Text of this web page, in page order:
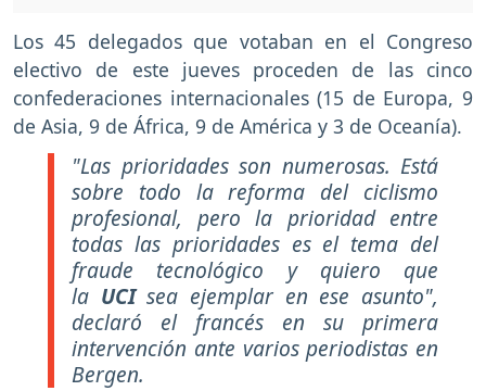
Los 45 delegados que votaban en el Congreso
electivo de este jueves proceden de las cinco
confederaciones internacionales (15 de Europa, 9
de Asia, 9 de África, 9 de América y 3 de Oceanía).
"Las prioridades son numerosas. Está
sobre todo la reforma del ciclismo
profesional, pero la prioridad entre
todas las prioridades es el tema del
fraude tecnológico y quiero que
la UCIsea ejemplar en ese asunto",
declaró el francés en su primera
intervención ante varios periodistas en
Bergen.